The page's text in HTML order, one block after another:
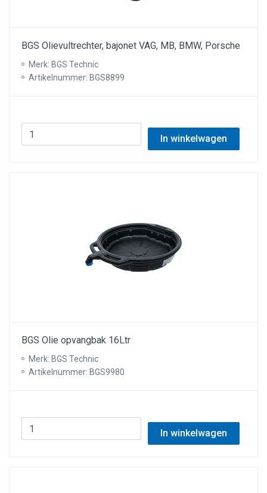
BGS Olievultrechter, bajonet VAG, MB, BMW, Porsche
Merk: BGS Technic
Artikelnummer: BGS8899
In winkelwagen
BGS Olie opvangbak 16Ltr
Merk: BGS Technic
Artikelnummer: BGS9980
In winkelwagen